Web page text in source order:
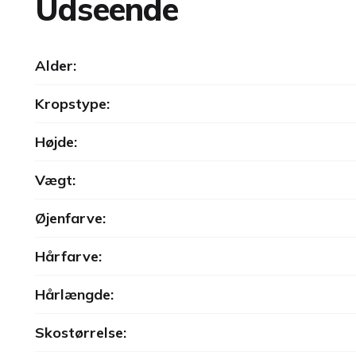
Udseende
Alder:
Kropstype:
Højde:
Vægt:
Øjenfarve:
Hårfarve:
Hårlængde:
Skostørrelse: